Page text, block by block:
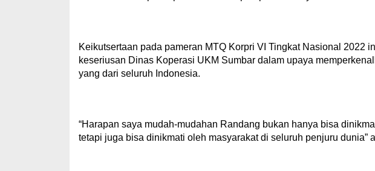
Keikutsertaan pada pameran MTQ Korpri VI Tingkat Nasional 2022
keseriusan Dinas Koperasi UKM Sumbar dalam upaya
yang dari seluruh Indonesia.
“Harapan saya mudah-mudahan Randang bukan hanya bisa
tetapi juga bisa dinikmati oleh masyarakat di seluruh penjuru dunia”